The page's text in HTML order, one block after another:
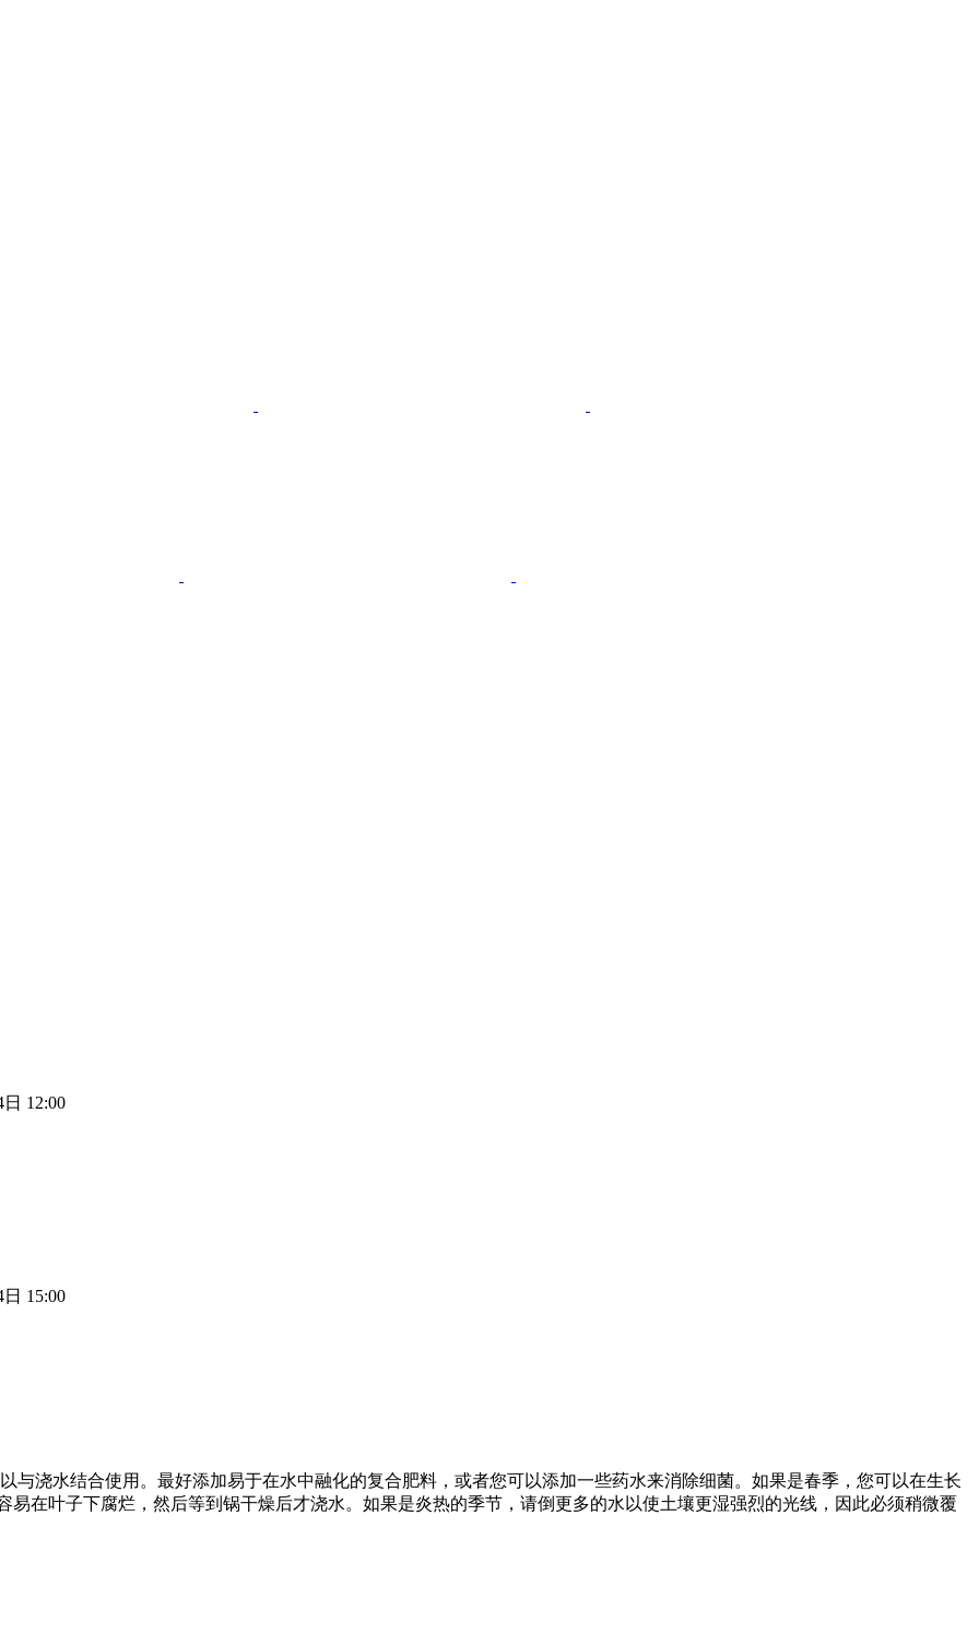
12:00
15:00
与浇水结合使用。最好添加易于在水中融化的复合肥料，或者您可以添加一些药水来消除细菌。如果是春季，您可以在生长
易在叶子下腐烂，然后等到锅干燥后才浇水。如果是炎热的季节，请倒更多的水以使土壤更湿强烈的光线，因此必须稍微覆